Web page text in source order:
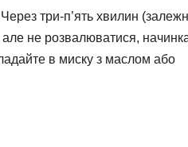
три-п’ять хвилин
але не розвалюватися,
в миску з маслом або